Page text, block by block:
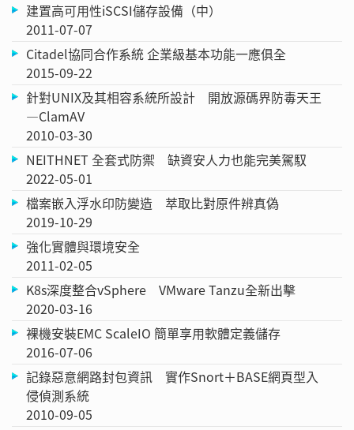
建置高可用性iSCSI儲存設備（中）
2011-07-07
Citadel協同合作系統 企業級基本功能一應俱全
2015-09-22
針對UNIX及其相容系統所設計 開放源碼界防毒天王
—ClamAV
2010-03-30
NEITHNET 全套式防禦 缺資安人力也能完美駕馭
2022-05-01
檔案嵌入浮水印防變造 萃取比對原件辨真偽
2019-10-29
強化實體與環境安全
2011-02-05
K8s深度整合vSphere VMware Tanzu全新出擊
2020-03-16
裸機安裝EMC ScaleIO 簡單享用軟體定義儲存
2016-07-06
記錄惡意網路封包資訊 實作Snort＋BASE網頁型入
侵偵測系統
2010-09-05